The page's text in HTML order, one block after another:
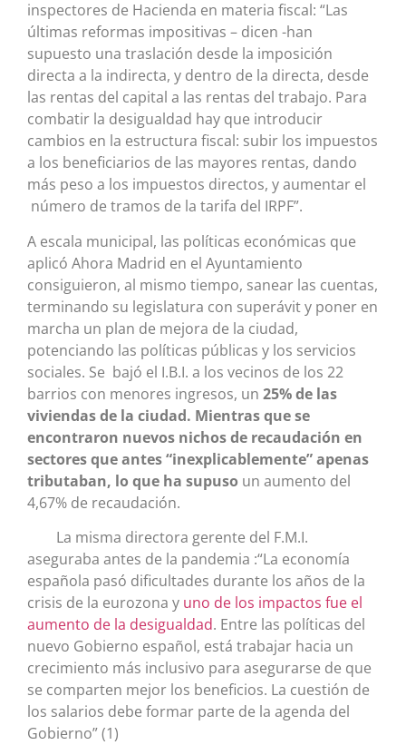
inspectores de Hacienda en materia fiscal: “Las
últimas reformas impositivas – dicen -han
supuesto una traslación desde la imposición
directa a la indirecta, y dentro de la directa, desde
las rentas del capital a las rentas del trabajo. Para
combatir la desigualdad hay que introducir
cambios en la estructura fiscal: subir los impuestos
a los beneficiarios de las mayores rentas, dando
más peso a los impuestos directos, y aumentar el
número de tramos de la tarifa del IRPF”.
A escala municipal, las políticas económicas que
aplicó Ahora Madrid en el Ayuntamiento
consiguieron, al mismo tiempo, sanear las cuentas,
terminando su legislatura con superávit y poner en
marcha un plan de mejora de la ciudad,
potenciando las políticas públicas y los servicios
sociales. Se bajó el I.B.I. a los vecinos de los 22
barrios con menores ingresos, un 25% de las
viviendas de la ciudad. Mientras que se
encontraron nuevos nichos de recaudación en
sectores que antes “inexplicablemente” apenas
tributaban, lo que ha supuso un aumento del
4,67% de recaudación.
La misma directora gerente del F.M.I.
aseguraba antes de la pandemia :“La economía
española pasó dificultades durante los años de la
crisis de la eurozona y uno de los impactos fue el
aumento de la desigualdad. Entre las políticas del
nuevo Gobierno español, está trabajar hacia un
crecimiento más inclusivo para asegurarse de que
se comparten mejor los beneficios. La cuestión de
los salarios debe formar parte de la agenda del
Gobierno” (1)